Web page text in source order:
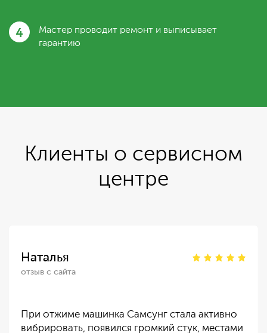
4
Мастер проводит ремонт и выписывает
гарантию
Клиенты о сервисном
центре
Наталья
отзыв с сайта
При отжиме машинка Самсунг стала активно
вибрировать, появился громкий стук, местами